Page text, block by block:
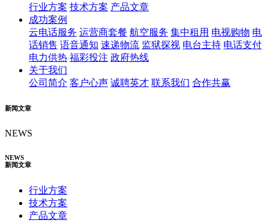
行业方案 技术方案 产品文章
成功案例
云电话服务 运营商套餐 航空服务 集中租用 电视购物 电
话销售 语音通知 速递物流 监狱探视 电台主持 电话支付
电力供热 福彩投注 政府热线
关于我们
公司简介 客户心声 诚聘英才 联系我们 合作共赢
新闻文章
NEWS
NEWS
新闻文章
行业方案
技术方案
产品文章